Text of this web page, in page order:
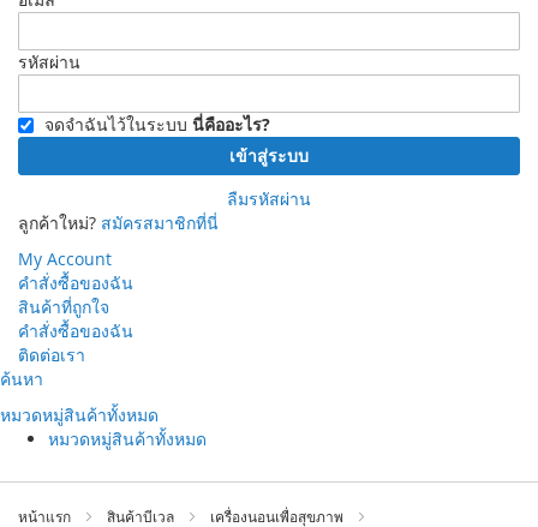
รหัสผ่าน
จดจำฉันไว้ในระบบ นี่คืออะไร?
เข้าสู่ระบบ
ลืมรหัสผ่าน
ลูกค้าใหม่? สมัครสมาชิกที่นี่
My Account
คำสั่งซื้อของฉัน
สินค้าที่ถูกใจ
คำสั่งซื้อของฉัน
ติดต่อเรา
ข้าม
ที่
เนื้อหา
ค้นหา
หมวดหมู่สินค้าทั้งหมด
หมวดหมู่สินค้าทั้งหมด
หน้าแรก สินค้าบีเวล
เครื่องนอนเพื่อสุขภาพ